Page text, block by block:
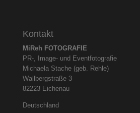
Kontakt
MiReh FOTOGRAFIE
PR-, Image- und Eventfotografie
Michaela Stache (geb. Rehle)
Wallbergstraße 3
82223 Eichenau
Deutschland